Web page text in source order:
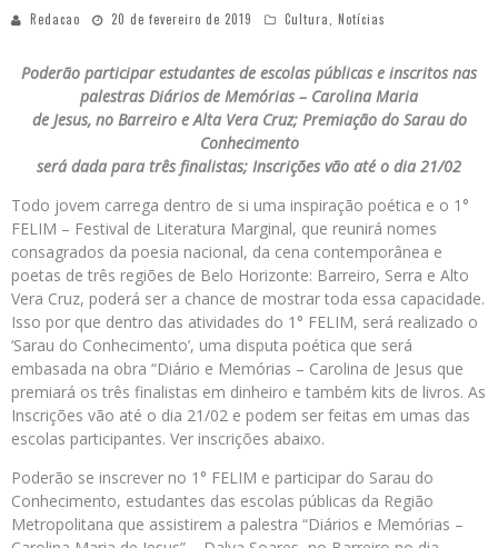
Redacao 20 de fevereiro de 2019 Cultura Notícias
Poderão participar estudantes de escolas públicas e inscritos nas
palestras Diários de Memórias – Carolina Maria
de Jesus, no Barreiro e Alta Vera Cruz; Premiação do Sarau do
Conhecimento
será dada para três finalistas; Inscrições vão até o dia 21/02
Todo jovem carrega dentro de si uma inspiração poética e o 1°
FELIM – Festival de Literatura Marginal, que reunirá nomes
consagrados da poesia nacional, da cena contemporânea e
poetas de três regiões de Belo Horizonte: Barreiro, Serra e Alto
Vera Cruz, poderá ser a chance de mostrar toda essa capacidade.
Isso por que dentro das atividades do 1° FELIM, será realizado o
‘Sarau do Conhecimento’, uma disputa poética que será
embasada na obra “Diário e Memórias – Carolina de Jesus que
premiará os três finalistas em dinheiro e também kits de livros. As
Inscrições vão até o dia 21/02 e podem ser feitas em umas das
escolas participantes. Ver inscrições abaixo.
Poderão se inscrever no 1° FELIM e participar do Sarau do
Conhecimento, estudantes das escolas públicas da Região
Metropolitana que assistirem a palestra “Diários e Memórias –